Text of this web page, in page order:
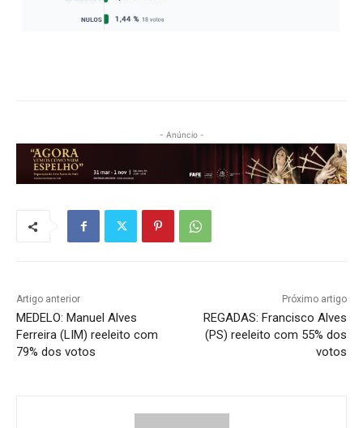
- Anúncio -
Artigo anterior
MEDELO: Manuel Alves
Ferreira (LIM) reeleito com
79% dos votos
Próximo artigo
REGADAS: Francisco Alves
(PS) reeleito com 55% dos
votos